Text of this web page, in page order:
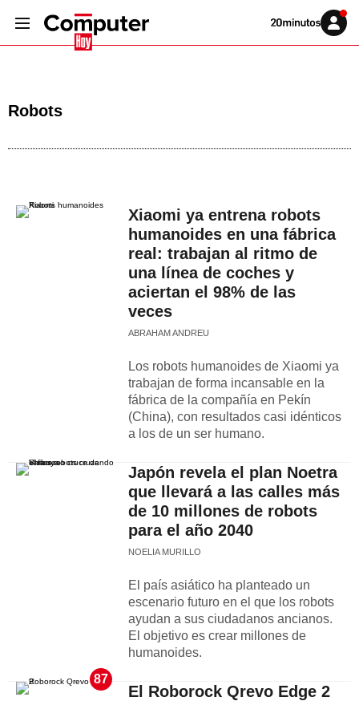
Volver
Iniciar
sesión
Robots
Xiaomi ya entrena robots
humanoides en una fábrica
real: trabajan al ritmo de
una línea de coches y
aciertan el 98% de las
veces
ABRAHAM ANDREU
Los robots humanoides de Xiaomi ya
trabajan de forma incansable en la
fábrica de la compañía en Pekín
(China), con resultados casi idénticos
a los de un ser humano.
Japón revela el plan Noetra
que llevará a las calles más
de 10 millones de robots
para el año 2040
NOELIA MURILLO
El país asiático ha planteado un
escenario futuro en el que los robots
ayudan a sus ciudadanos ancianos.
El objetivo es crear millones de
humanoides.
87
El Roborock Qrevo Edge 2